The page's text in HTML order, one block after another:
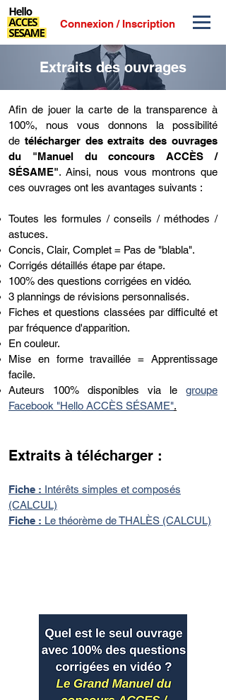
Connexion / Inscription
Extraits des ouvrages
​Afin de jouer la carte de la transparence à
100%, nous vous donnons la possibilité
de télécharger des extraits des ouvrages
du "Manuel du concours ACCÈS /
SÉSAME". Ainsi, nous vous montrons que
ces ouvrages ont les avantages suivants :
Toutes les formules / conseils / méthodes /
astuces.
Concis, Clair, Complet = Pas de "blabla".
Corrigés détaillés étape par étape.
100% des questions corrigées en vidéo.
3 plannings de révisions personnalisés.
Fiches et questions classées par difficulté et
par fréquence d'apparition.
En couleur.
Mise en forme travaillée = Apprentissage
facile.
​Auteurs 100% disponibles via le groupe
Facebook "Hello ACCÈS SÉSAME".
Extraits à télécharger :
Fiche : Intérêts simples et composés
(CALCUL)
Fiche : Le théorème de THALÈS (CALCUL)